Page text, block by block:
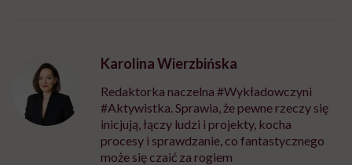
Karolina Wierzbińska
Redaktorka naczelna #Wykładowczyni
#Aktywistka. Sprawia, że pewne rzeczy się
inicjują, łączy ludzi i projekty, kocha
procesy i sprawdzanie, co fantastycznego
może się czaić za rogiem